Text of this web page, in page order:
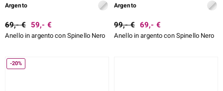
Argento
69,- € 59,- €
Anello in argento con Spinello Nero
Argento
99,- € 69,- €
Anello in argento con Spinello Nero
-20%